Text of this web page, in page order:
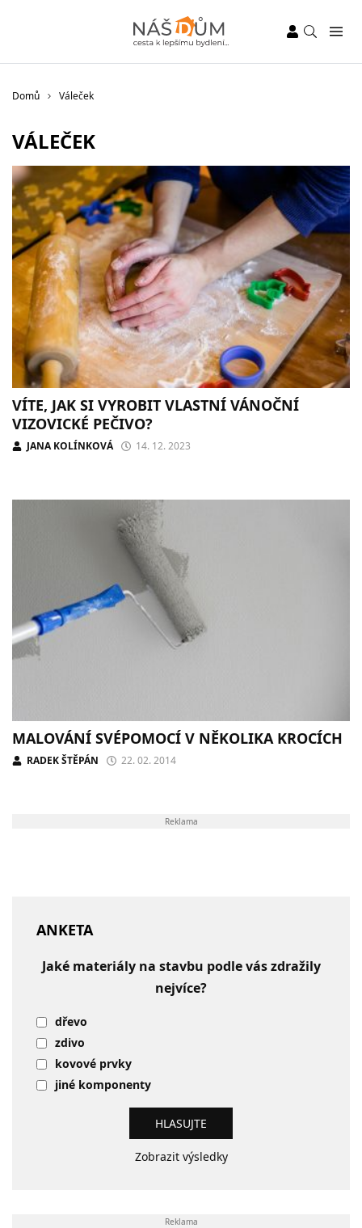
Domů Váleček
VÁLEČEK
VÍTE, JAK SI VYROBIT VLASTNÍ VÁNOČNÍ
VIZOVICKÉ PEČIVO?
JANA KOLÍNKOVÁ 14. 12. 2023
MALOVÁNÍ SVÉPOMOCÍ V NĚKOLIKA KROCÍCH
RADEK ŠTĚPÁN 22. 02. 2014
Reklama
ANKETA
Jaké materiály na stavbu podle vás zdražily
nejvíce?
dřevo
zdivo
kovové prvky
jiné komponenty
Zobrazit výsledky
Reklama